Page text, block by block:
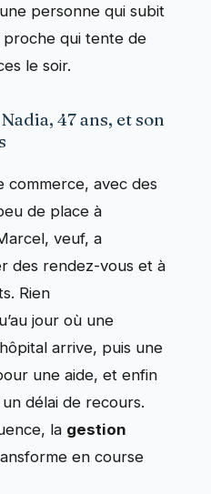
personne qui subit
proche qui tente de
le soir.
47 ans, et son
commerce, avec des
de place à
veuf, a
des rendez-vous et à
Rien
jour où une
arrive, puis une
une aide, et enfin
délai de recours.
la gestion
en course